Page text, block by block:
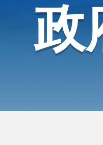
政